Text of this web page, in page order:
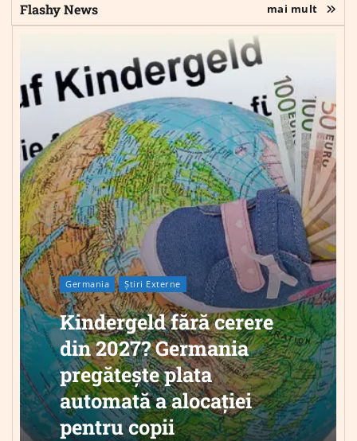
Flashy News mai mult
Germania Știri Externe
Kindergeld fără cerere
din 2027? Germania
pregătește plata
automată a alocației
pentru copii